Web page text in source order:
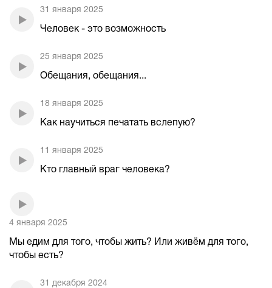
31 января 2025
Человек - это возможность
25 января 2025
Обещания, обещания...
18 января 2025
Как научиться печатать вслепую?
11 января 2025
Кто главный враг человека?
4 января 2025
Мы едим для того, чтобы жить? Или живём для того,
чтобы есть?
31 декабря 2024